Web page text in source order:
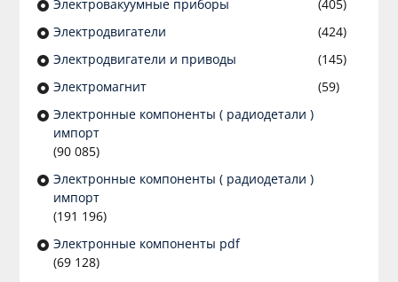
Электровакуумные приборы
(405)
Электродвигатели
(424)
Электродвигатели и приводы
(145)
Электромагнит
(59)
Электронные компоненты ( радиодетали )
импорт
(90 085)
Электронные компоненты ( радиодетали )
импорт
(191 196)
Электронные компоненты pdf
(69 128)